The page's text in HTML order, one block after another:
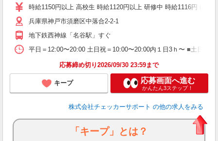
時給1150円以上 高校生 時給1120円以上 研修中 時給1116円 (研修
兵庫県神戸市須磨区中落合2-2-1
地下鉄西神線「名谷駅」すぐ
平日＝12:00〜20:00 土日祝＝10:00〜20:00内１日3ｈ〜 ■土日ど
応募締め切り2026/09/30 23:59まで
キープ 応募画面へ進む
かんたん3ステップ！
株式会社チェッカーサポート の他の求人をみる
「キープ」とは？